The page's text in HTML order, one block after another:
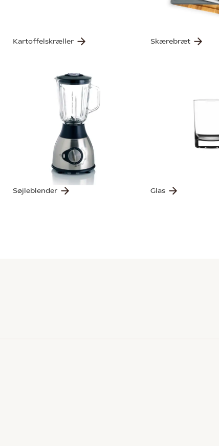
Kartoffelskræller Skærebræt
Søjleblender Glas